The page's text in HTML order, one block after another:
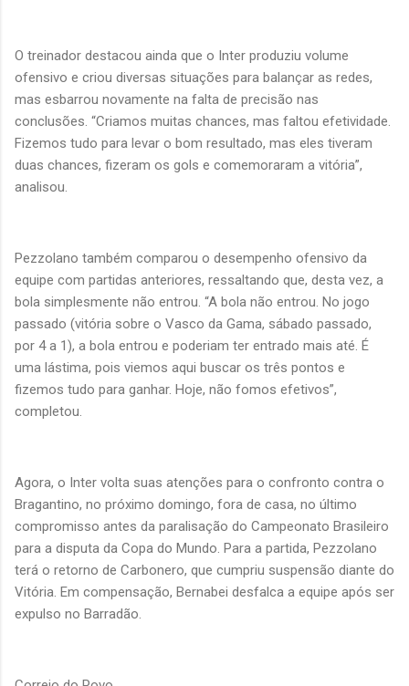
O treinador destacou ainda que o Inter produziu volume
ofensivo e criou diversas situações para balançar as redes,
mas esbarrou novamente na falta de precisão nas
conclusões. “Criamos muitas chances, mas faltou efetividade.
Fizemos tudo para levar o bom resultado, mas eles tiveram
duas chances, fizeram os gols e comemoraram a vitória”,
analisou.
Pezzolano também comparou o desempenho ofensivo da
equipe com partidas anteriores, ressaltando que, desta vez, a
bola simplesmente não entrou. “A bola não entrou. No jogo
passado (vitória sobre o Vasco da Gama, sábado passado,
por 4 a 1), a bola entrou e poderiam ter entrado mais até. É
uma lástima, pois viemos aqui buscar os três pontos e
fizemos tudo para ganhar. Hoje, não fomos efetivos”,
completou.
Agora, o Inter volta suas atenções para o confronto contra o
Bragantino, no próximo domingo, fora de casa, no último
compromisso antes da paralisação do Campeonato Brasileiro
para a disputa da Copa do Mundo. Para a partida, Pezzolano
terá o retorno de Carbonero, que cumpriu suspensão diante do
Vitória. Em compensação, Bernabei desfalca a equipe após ser
expulso no Barradão.